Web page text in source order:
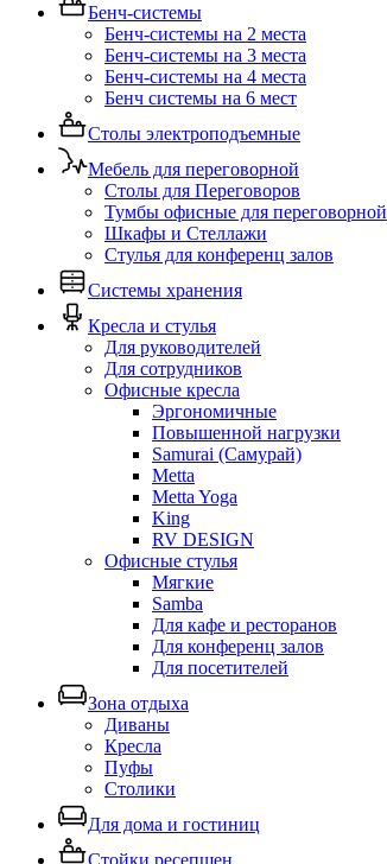
Бенч-системы
Бенч-системы на 2 места
Бенч-системы на 3 места
Бенч-системы на 4 места
Бенч системы на 6 мест
Столы электроподъемные
Мебель для переговорной
Столы для Переговоров
Тумбы офисные для переговорной
Шкафы и Стеллажи
Стулья для конференц залов
Системы хранения
Кресла и стулья
Для руководителей
Для сотрудников
Офисные кресла
Эргономичные
Повышенной нагрузки
Samurai (Самурай)
Metta
Metta Yoga
King
RV DESIGN
Офисные стулья
Мягкие
Samba
Для кафе и ресторанов
Для конференц залов
Для посетителей
Зона отдыха
Диваны
Кресла
Пуфы
Столики
Для дома и гостиниц
Стойки ресепшен